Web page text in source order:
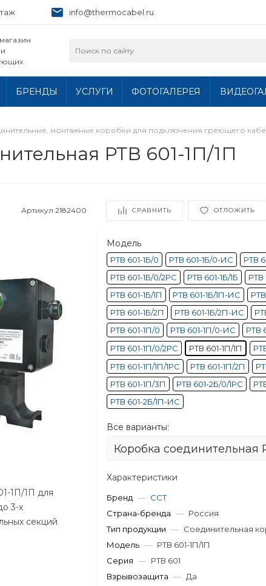
info@thermocabel.ru
БРЕНДЫ УСЛУГИ ФОТОГАЛЕРЕЯ
монтажные коробки для подключения греющего
РТВ 601-1П/1П
Артикул 2182400 СРАВНИТЬ ОТЛОЖИТЬ
1П/1П для
3-х
секций
Модель
РТВ 601-1Б/0 РТВ 601-1Б/0-ИС
РТВ
РТВ 601-1Б/0/2РС
РТВ 601-1Б/1Б
РТВ
РТВ 601-1Б/1П
РТВ 601-1Б/1П-ИС
РТВ 601-1Б/2П
РТВ 601-1Б/2П-ИС
РТВ 601-1П/0
РТВ 601-1П/0-ИС
РТВ
РТВ 601-1П/0/2РС
РТВ 601-1П/1П
РТВ 601-1П/1П/1РС
РТВ 601-1П/2П
РТВ 601-1П/3П
РТВ 601-2Б/0/1РС
РТВ 601-2Б/1П-ИС
Все варианты:
Характеристики
Бренд — ССТ
Страна-бренда — Россия
Тип продукции — Соединительная
Модель — РТВ 601-1П/1П
Серия — РТВ 601
Взрывозащита — Да